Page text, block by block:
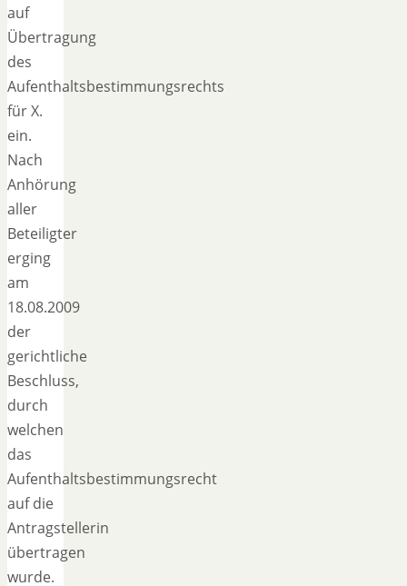
auf
Übertragung
des
Aufenthaltsbestimmungsrechts
für X.
ein.
Nach
Anhörung
aller
Beteiligter
erging
am
18.08.2009
der
gerichtliche
Beschluss,
durch
welchen
das
Aufenthaltsbestimmungsrecht
auf die
Antragstellerin
übertragen
wurde.